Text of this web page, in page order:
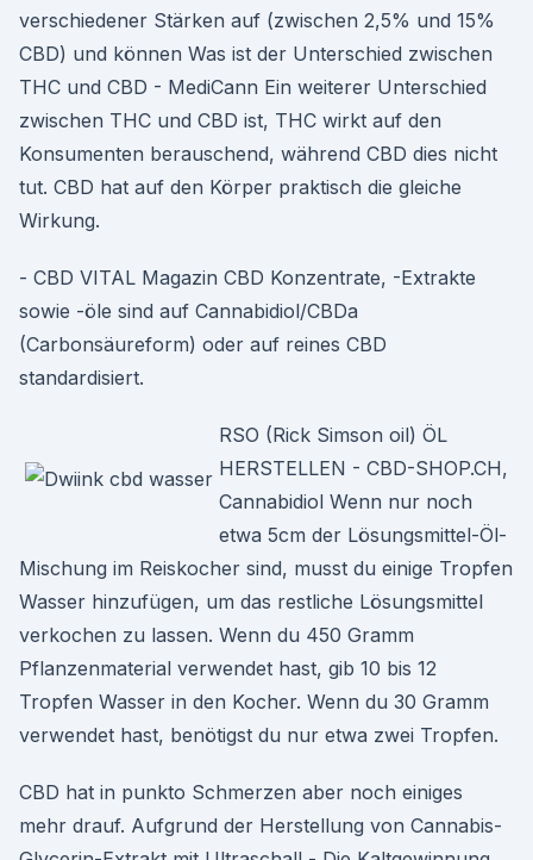
verschiedener Stärken auf (zwischen 2,5% und 15%
CBD) und können Was ist der Unterschied zwischen
THC und CBD - MediCann Ein weiterer Unterschied
zwischen THC und CBD ist, THC wirkt auf den
Konsumenten berauschend, während CBD dies nicht
tut. CBD hat auf den Körper praktisch die gleiche
Wirkung.
- CBD VITAL Magazin CBD Konzentrate, -Extrakte
sowie -öle sind auf Cannabidiol/CBDa
(Carbonsäureform) oder auf reines CBD
standardisiert.
RSO (Rick Simson oil) ÖL
HERSTELLEN - CBD-SHOP.CH,
Cannabidiol Wenn nur noch
etwa 5cm der Lösungsmittel-Öl-
Mischung im Reiskocher sind, musst du einige Tropfen
Wasser hinzufügen, um das restliche Lösungsmittel
verkochen zu lassen. Wenn du 450 Gramm
Pflanzenmaterial verwendet hast, gib 10 bis 12
Tropfen Wasser in den Kocher. Wenn du 30 Gramm
verwendet hast, benötigst du nur etwa zwei Tropfen.
CBD hat in punkto Schmerzen aber noch einiges
mehr drauf. Aufgrund der Herstellung von Cannabis-